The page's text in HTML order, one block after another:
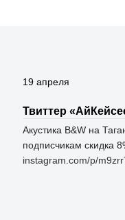
19 апреля
Акустика B&W на
подписчикам скидка
instagram.com/p/